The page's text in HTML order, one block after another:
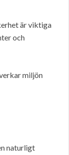
är viktiga
och
miljön
naturligt